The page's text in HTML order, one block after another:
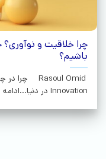
چرا خلاقیت و
باشیم؟
Innovation در دنیا...ادامه